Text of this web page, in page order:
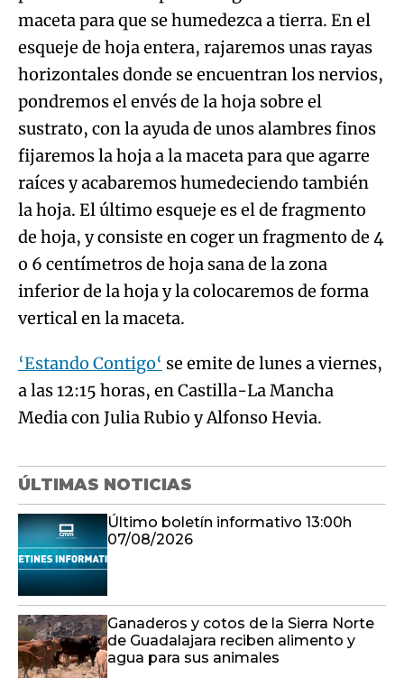
maceta para que se humedezca a tierra. En el
esqueje de hoja entera, rajaremos unas rayas
horizontales donde se encuentran los nervios,
pondremos el envés de la hoja sobre el
sustrato, con la ayuda de unos alambres finos
fijaremos la hoja a la maceta para que agarre
raíces y acabaremos humedeciendo también
la hoja. El último esqueje es el de fragmento
de hoja, y consiste en coger un fragmento de 4
o 6 centímetros de hoja sana de la zona
inferior de la hoja y la colocaremos de forma
vertical en la maceta.
‘Estando Contigo‘ se emite de lunes a viernes,
a las 12:15 horas, en Castilla-La Mancha
Media con Julia Rubio y Alfonso Hevia.
ÚLTIMAS NOTICIAS
Último boletín informativo 13:00h
07/08/2026
Ganaderos y cotos de la Sierra Norte
de Guadalajara reciben alimento y
agua para sus animales